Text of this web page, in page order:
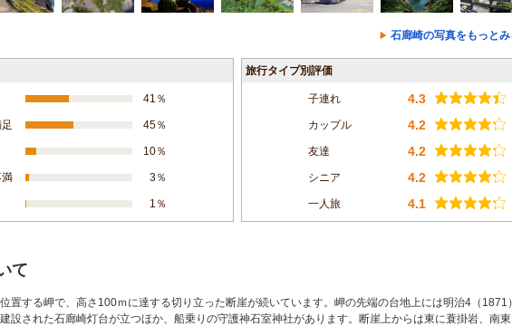
石廊崎の写真をもっとみ
41％
45％
10％
3％
1％
旅行タイプ別評価
子連れ 4.3
カップル 4.2
友達 4.2
シニア 4.2
一人旅 4.1
て
置する岬で、高さ100ｍに達する切り立った断崖が続いています。岬の先端の台地上には明治4（1871
設された石廊崎灯台が立つほか、船乗りの守護神石室神社があります。断崖上からは東に蓑掛岩、南